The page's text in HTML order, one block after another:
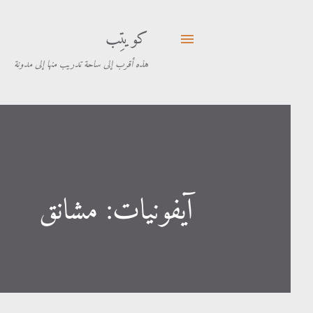
كويتِب
هذه أقرب إلى ساحة تدريب منها إلى مدونة
آيفونيات: مشانق